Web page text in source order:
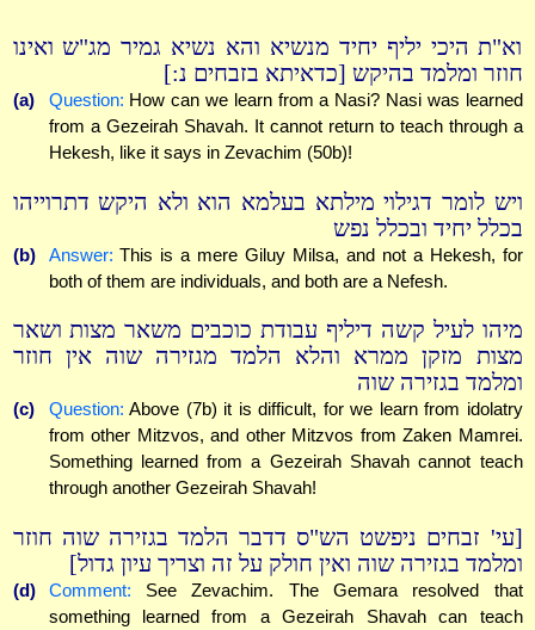
וא"ת היכי יליף יחיד מנשיא והא נשיא גמיר מג"ש ואינו
חוזר ומלמד בהיקש [כדאיתא בזבחים נ:]
(a) Question: How can we learn from a Nasi? Nasi was learned
from a Gezeirah Shavah. It cannot return to teach through a
Hekesh, like it says in Zevachim (50b)!
ויש לומר דגילוי מילתא בעלמא הוא ולא היקש דתרוייהו
בכלל יחיד ובכלל נפש
(b) Answer: This is a mere Giluy Milsa, and not a Hekesh, for
both of them are individuals, and both are a Nefesh.
מיהו לעיל קשה דיליף עבודת כוכבים משאר מצות ושאר
מצות מזקן ממרא והלא הלמד מגזירה שוה אין חוזר
ומלמד בגזירה שוה
(c) Question: Above (7b) it is difficult, for we learn from idolatry
from other Mitzvos, and other Mitzvos from Zaken Mamrei.
Something learned from a Gezeirah Shavah cannot teach
through another Gezeirah Shavah!
[עי' זבחים ניפשט הש"ס דדבר הלמד בגזירה שוה חוזר
ומלמד בגזירה שוה ואין חולק על זה וצריך עיון גדול]
(d) Comment: See Zevachim. The Gemara resolved that
something learned from a Gezeirah Shavah can teach